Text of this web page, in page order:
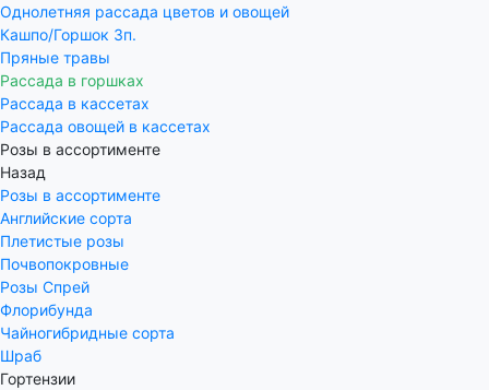
Однолетняя рассада цветов и овощей
Кашпо/Горшок 3п.
Пряные травы
Рассада в горшках
Рассада в кассетах
Рассада овощей в кассетах
Розы в ассортименте
Назад
Розы в ассортименте
Английские сорта
Плетистые розы
Почвопокровные
Розы Спрей
Флорибунда
Чайногибридные сорта
Шраб
Гортензии